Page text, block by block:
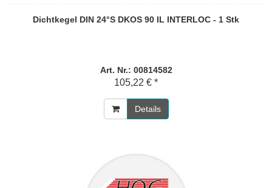
Dichtkegel DIN 24°S DKOS 90 IL INTERLOC - 1 Stk
Art. Nr.: 00814582
105,22 € *
Details